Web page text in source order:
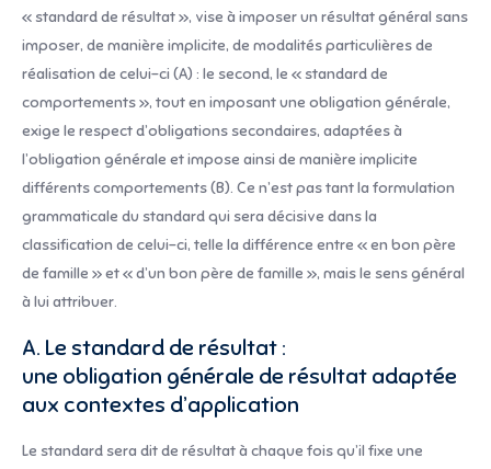
« standard de résultat », vise à imposer un résultat général sans
imposer, de manière implicite, de modalités particulières de
réalisation de celui-ci (A) : le second, le « standard de
comportements », tout en imposant une obligation générale,
exige le respect d’obligations secondaires, adaptées à
l’obligation générale et impose ainsi de manière implicite
différents comportements (B). Ce n’est pas tant la formulation
grammaticale du standard qui sera décisive dans la
classification de celui-ci, telle la différence entre « en bon père
de famille » et « d’un bon père de famille », mais le sens général
à lui attribuer.
A. Le standard de résultat :
une obligation générale de résultat adaptée
aux contextes d’application
Le standard sera dit de résultat à chaque fois qu’il fixe une